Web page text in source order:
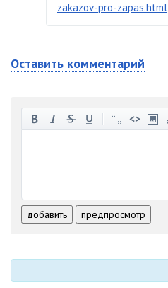
zakazov-pro-zapas.html
Оставить комментарий
-
-
добавить предпросмотр